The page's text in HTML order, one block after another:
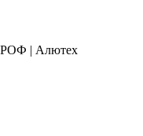
| Алютех